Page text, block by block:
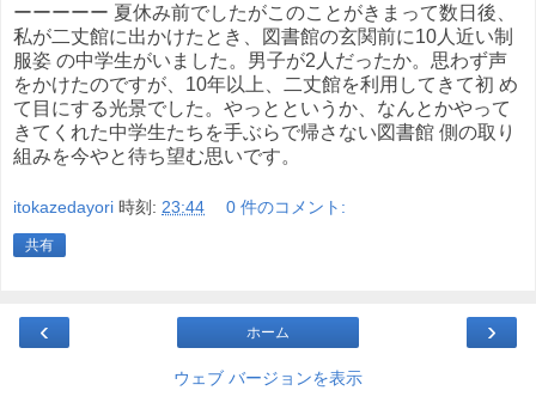
ーーーーー 夏休み前でしたがこのことがきまって数日後、
私が二丈館に出かけたとき、図書館の玄関前に10人近い制
服姿 の中学生がいました。男子が2人だったか。思わず声
をかけたのですが、10年以上、二丈館を利用してきて初 め
て目にする光景でした。やっとというか、なんとかやって
きてくれた中学生たちを手ぶらで帰さない図書館 側の取り
組みを今やと待ち望む思いです。
itokazedayori 時刻: 23:44 0 件のコメント:
共有
‹ ›
ホーム
ウェブ バージョンを表示